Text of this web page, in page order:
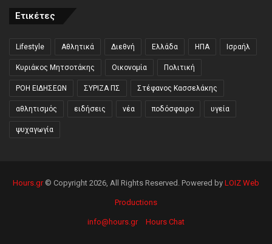
Ετικέτες
Lifestyle Αθλητικά Διεθνή Ελλάδα ΗΠΑ Ισραήλ
Κυριάκος Μητσοτάκης Οικονομία Πολιτική
ΡΟΗ ΕΙΔΗΣΕΩΝ ΣΥΡΙΖΑ ΠΣ Στέφανος Κασσελάκης
αθλητισμός ειδήσεις νέα ποδόσφαιρο υγεία
ψυχαγωγία
Hours.gr© Copyright 2026, All Rights Reserved. Powered by LOIZ Web
Productions
info@hours.gr Hours Chat